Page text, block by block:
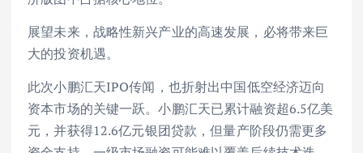
展望未来，战略性新兴产业的高速发展，必将带来巨
大的投资机遇。
此次小鹏汇天IPO传闻，也折射出中国低空经济迈向
资本市场的关键一跃。小鹏汇天已累计融资超6.5亿美
元，并获得12.6亿元银团贷款，但量产阶段仍需更多